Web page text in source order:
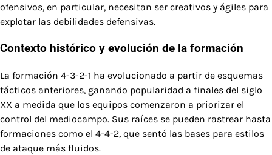
ofensivos, en particular, necesitan ser creativos y ágiles para
explotar las debilidades defensivas.
Contexto histórico y evolución de la formación
La formación 4-3-2-1 ha evolucionado a partir de esquemas
tácticos anteriores, ganando popularidad a finales del siglo
XX a medida que los equipos comenzaron a priorizar el
control del mediocampo. Sus raíces se pueden rastrear hasta
formaciones como el 4-4-2, que sentó las bases para estilos
de ataque más fluidos.